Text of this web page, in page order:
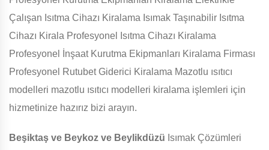
Çalışan Isıtma Cihazı Kiralama Isımak Taşınabilir Isıtma
Cihazı Kirala Profesyonel Isıtma Cihazı Kiralama
Profesyonel İnşaat Kurutma Ekipmanları Kiralama Firması
Profesyonel Rutubet Giderici Kiralama Mazotlu ısıtıcı
modelleri mazotlu ısıtıcı modelleri kiralama işlemleri için
hizmetinize hazırız bizi arayın.
Beşiktaş ve Beykoz ve Beylikdüzü Isımak Çözümleri